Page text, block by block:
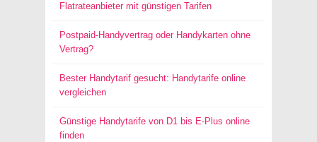
Flatrateanbieter mit günstigen Tarifen
Postpaid-Handyvertrag oder Handykarten ohne
Vertrag?
Bester Handytarif gesucht: Handytarife online
vergleichen
Günstige Handytarife von D1 bis E-Plus online
finden